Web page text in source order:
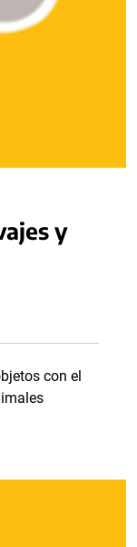
y
con el